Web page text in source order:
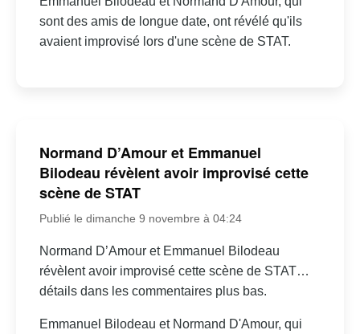
sont des amis de longue date, ont révélé qu'ils
avaient improvisé lors d'une scène de STAT.
Normand D’Amour et Emmanuel
Bilodeau révèlent avoir improvisé cette
scène de STAT
Publié le dimanche 9 novembre à 04:24
Normand D’Amour et Emmanuel Bilodeau
révèlent avoir improvisé cette scène de STAT…
détails dans les commentaires plus bas.
Emmanuel Bilodeau et Normand D'Amour, qui